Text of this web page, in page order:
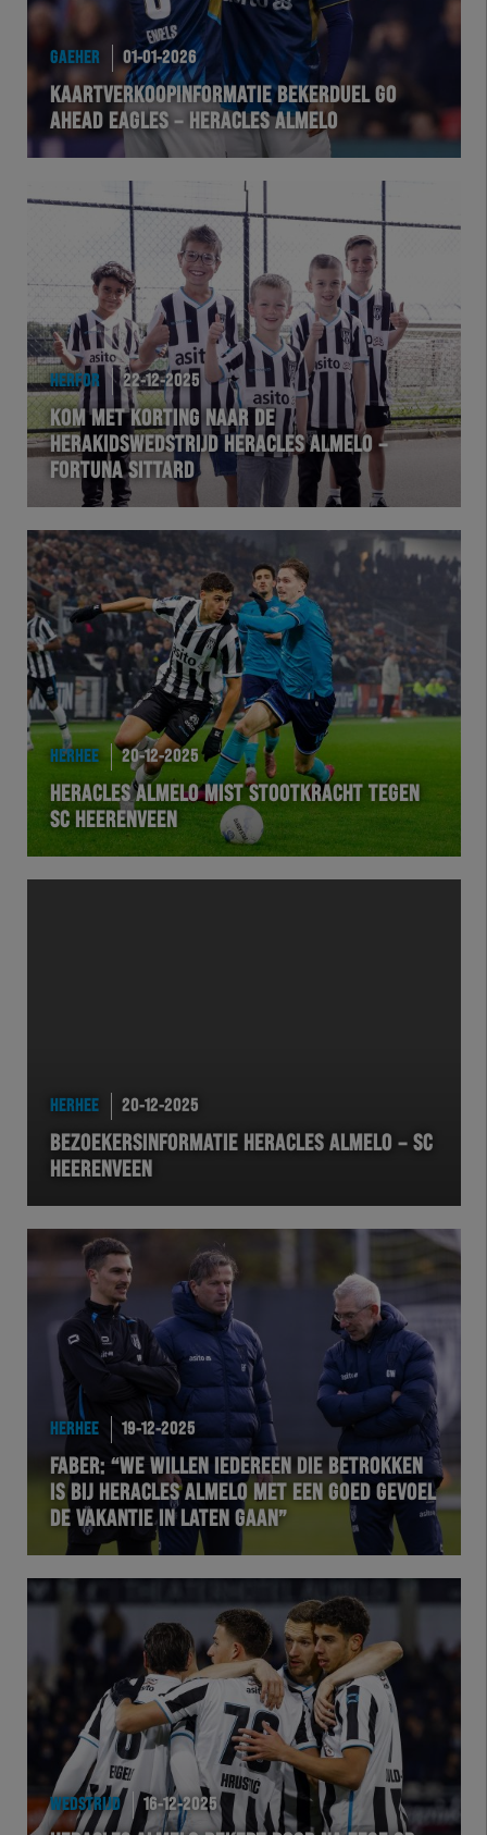
Academie
GAEHER 01-01-2026
KAARTVERKOOPINFORMATIE BEKERDUEL GO
AHEAD EAGLES – HERACLES ALMELO
HERFOR 22-12-2025
KOM MET KORTING NAAR DE
HERAKIDSWEDSTRIJD HERACLES ALMELO –
FORTUNA SITTARD
HERHEE 20-12-2025
HERACLES ALMELO MIST STOOTKRACHT TEGEN
SC HEERENVEEN
HERHEE 20-12-2025
BEZOEKERSINFORMATIE HERACLES ALMELO – SC
HEERENVEEN
HERHEE 19-12-2025
FABER: “WE WILLEN IEDEREEN DIE BETROKKEN
IS BIJ HERACLES ALMELO MET EEN GOED GEVOEL
DE VAKANTIE IN LATEN GAAN”
WEDSTRIJD 16-12-2025